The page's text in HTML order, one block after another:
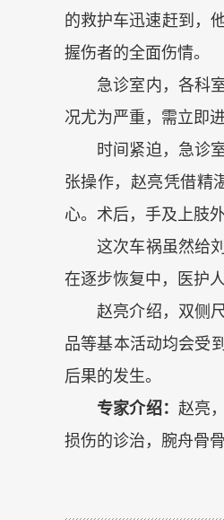
的救护车迅速赶到，
握伤者的全面伤情。
急诊室内，各科
况尤为严重，需立即
时间紧迫，急诊
张操作，赵亮凭借精
心。术后，手及上肢
这次车祸虽然给
在逐步恢复中，医护
赵亮介绍，双侧
品等基本活动均会受
后果的发生。
专家介绍： 赵亮
损伤的诊治，腕舟骨